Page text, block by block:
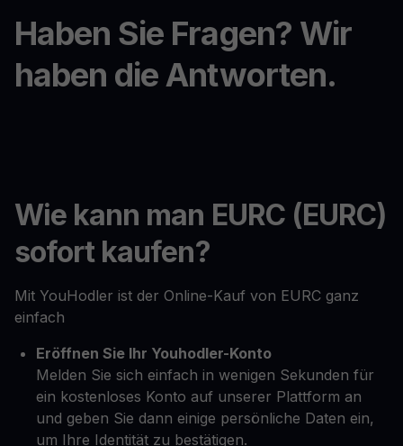
Haben Sie Fragen? Wir
haben die Antworten.
Wie kann man EURC (EURC)
sofort kaufen?
Mit YouHodler ist der Online-Kauf von EURC ganz
einfach
Eröffnen Sie Ihr Youhodler-Konto
Melden Sie sich einfach in wenigen Sekunden für
ein kostenloses Konto auf unserer Plattform an
und geben Sie dann einige persönliche Daten ein,
um Ihre Identität zu bestätigen.